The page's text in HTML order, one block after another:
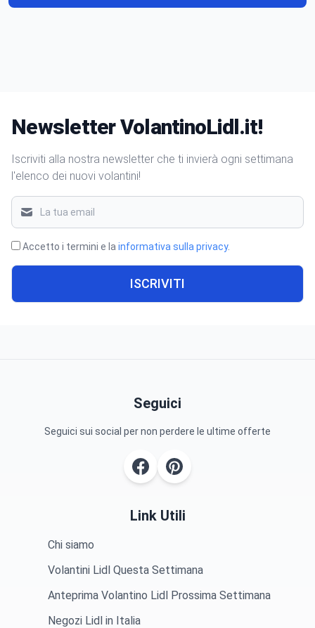
Newsletter VolantinoLidl.it!
Iscriviti alla nostra newsletter che ti invierà ogni settimana
l'elenco dei nuovi volantini!
Accetto i termini e la informativa sulla privacy.
ISCRIVITI
Seguici
Seguici sui social per non perdere le ultime offerte
Link Utili
Chi siamo
Volantini Lidl Questa Settimana
Anteprima Volantino Lidl Prossima Settimana
Negozi Lidl in Italia